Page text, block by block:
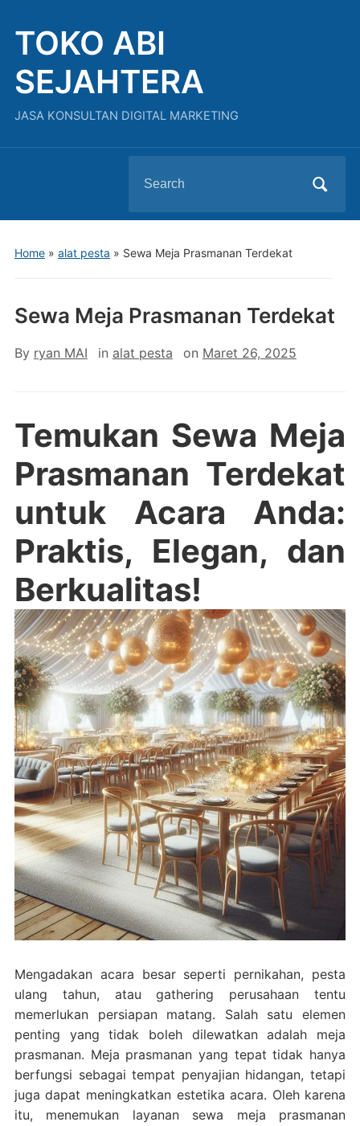
TOKO ABI
SEJAHTERA
JASA KONSULTAN DIGITAL MARKETING
for:
Home» alat pesta » Sewa Meja Prasmanan Terdekat
Sewa Meja Prasmanan Terdekat
By ryan MAI in alat pesta on Maret 26, 2025
Temukan Sewa Meja
Prasmanan Terdekat
untuk Acara Anda:
Praktis, Elegan, dan
Berkualitas!
Mengadakan acara besar seperti pernikahan, pesta
ulang tahun, atau gathering perusahaan tentu
memerlukan persiapan matang. Salah satu elemen
penting yang tidak boleh dilewatkan adalah meja
prasmanan. Meja prasmanan yang tepat tidak hanya
berfungsi sebagai tempat penyajian hidangan, tetapi
juga dapat meningkatkan estetika acara. Oleh karena
itu, menemukan layanan sewa meja prasmanan